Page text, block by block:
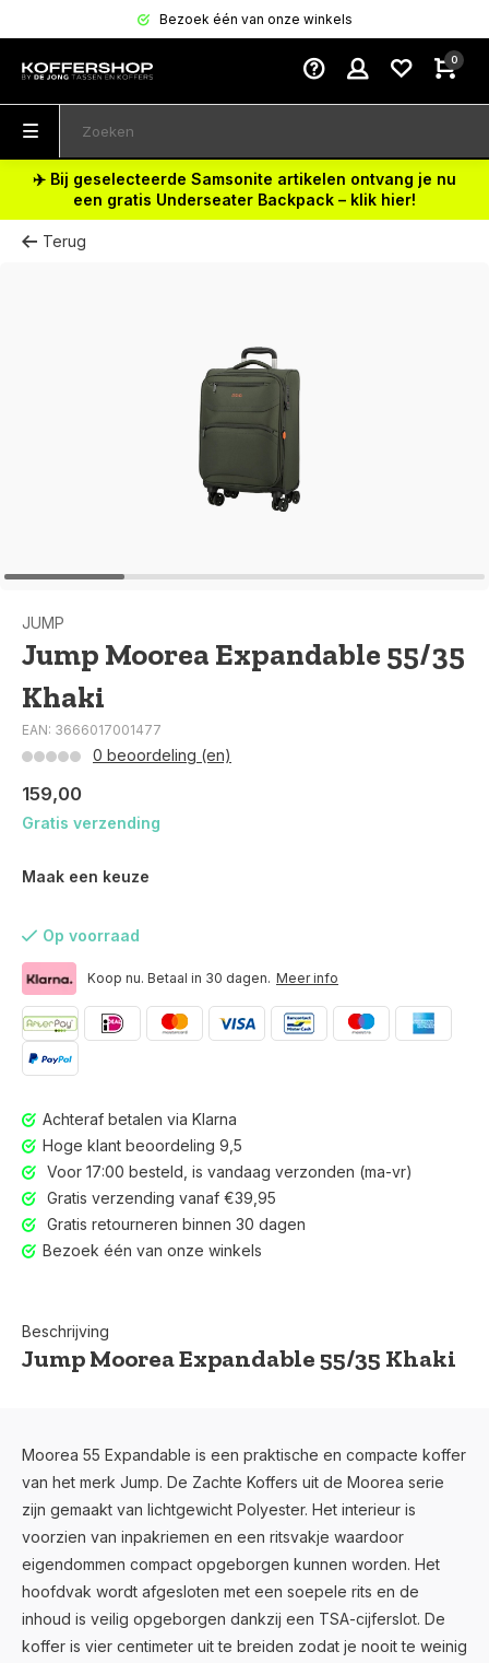
Bezoek één van onze winkels
0
✈️ Bij geselecteerde Samsonite artikelen ontvang je nu
een gratis Underseater Backpack – klik hier!
Terug
JUMP
Jump Moorea Expandable 55/35
Khaki
EAN: 3666017001477
0 beoordeling (en)
159,00
Gratis verzending
Maak een keuze
Op voorraad
Koop nu. Betaal in 30 dagen. Meer info
Achteraf betalen via Klarna
Hoge klant beoordeling 9,5
Voor 17:00 besteld, is vandaag verzonden (ma-vr)
Gratis verzending vanaf €39,95
Gratis retourneren binnen 30 dagen
Bezoek één van onze winkels
Beschrijving
Jump Moorea Expandable 55/35 Khaki
Moorea 55 Expandable is een praktische en compacte koffer
van het merk Jump. De Zachte Koffers uit de Moorea serie
zijn gemaakt van lichtgewicht Polyester. Het interieur is
voorzien van inpakriemen en een ritsvakje waardoor
eigendommen compact opgeborgen kunnen worden. Het
hoofdvak wordt afgesloten met een soepele rits en de
inhoud is veilig opgeborgen dankzij een TSA-cijferslot. De
koffer is vier centimeter uit te breiden zodat je nooit te weinig